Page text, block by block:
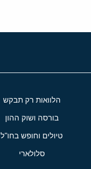
הלוואות רק תבקש
בורסה ושוק ההון
טיולים וחופש בחו"ל
סלולארי